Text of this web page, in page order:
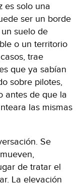
es solo una
ser un borde
suelo de
o un territorio
trae
que ya sabían
sobre pilotes,
antes de que la
las mismas
Se
de tratar el
La elevación